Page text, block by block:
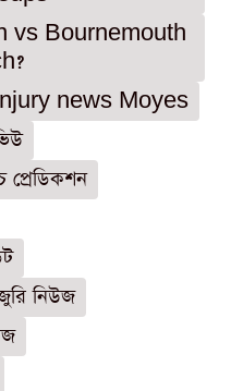
vs Bournemouth
news Moyes
প্রেডিকশন
নিউজ